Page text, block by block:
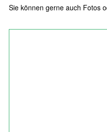
Sie können gerne auch Fotos